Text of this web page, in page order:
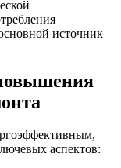
источник
аспектов: